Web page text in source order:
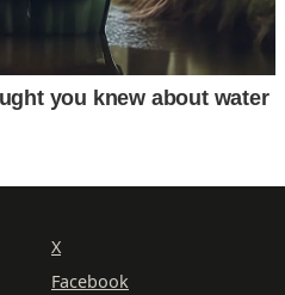
X
Facebook